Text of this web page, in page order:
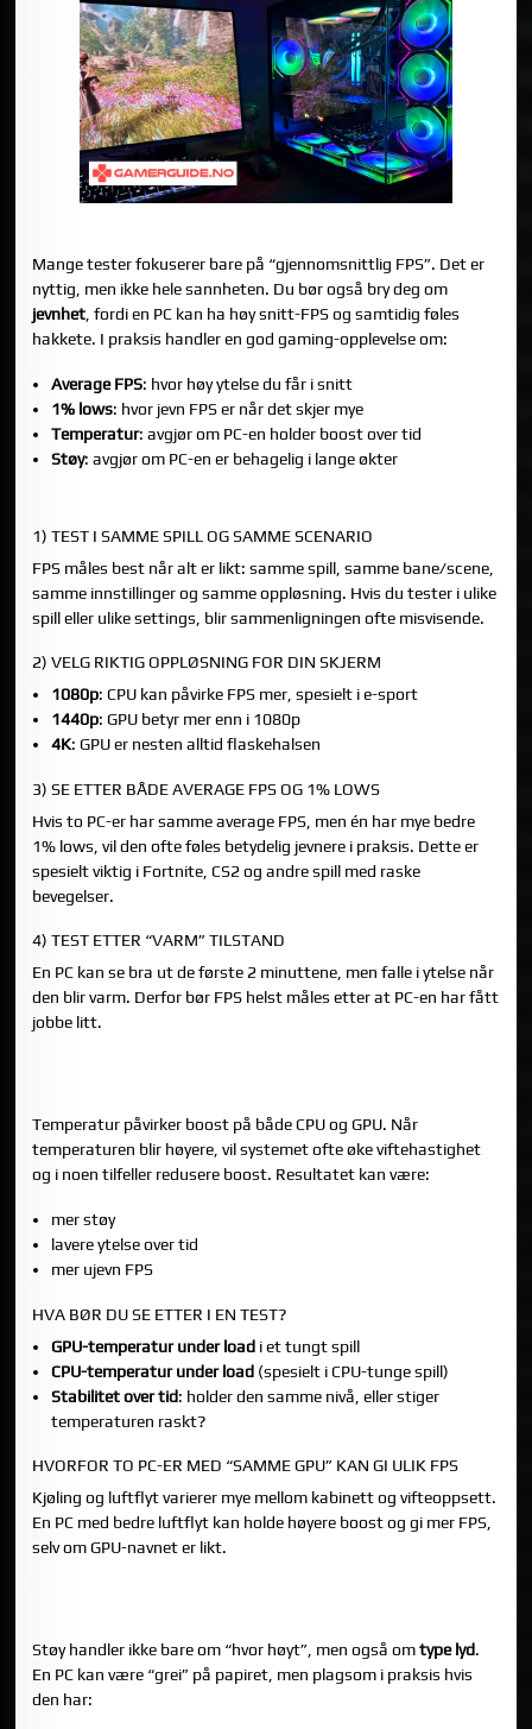
Mange tester fokuserer bare på “gjennomsnittlig FPS”. Det er
nyttig, men ikke hele sannheten. Du bør også bry deg om
jevnhet , fordi en PC kan ha høy snitt-FPS og samtidig føles
hakkete. I praksis handler en god gaming-opplevelse om:
Average FPS: hvor høy ytelse du får i snitt
1% lows: hvor jevn FPS er når det skjer mye
Temperatur: avgjør om PC-en holder boost over tid
Støy: avgjør om PC-en er behagelig i lange økter
1) TEST I SAMME SPILL OG SAMME SCENARIO
FPS måles best når alt er likt: samme spill, samme bane/scene,
samme innstillinger og samme oppløsning. Hvis du tester i ulike
spill eller ulike settings, blir sammenligningen ofte misvisende.
2) VELG RIKTIG OPPLØSNING FOR DIN SKJERM
1080p: CPU kan påvirke FPS mer, spesielt i e-sport
1440p: GPU betyr mer enn i 1080p
4K: GPU er nesten alltid flaskehalsen
3) SE ETTER BÅDE AVERAGE FPS OG 1% LOWS
Hvis to PC-er har samme average FPS, men én har mye bedre
1% lows, vil den ofte føles betydelig jevnere i praksis. Dette er
spesielt viktig i Fortnite, CS2 og andre spill med raske
bevegelser.
4) TEST ETTER “VARM” TILSTAND
En PC kan se bra ut de første 2 minuttene, men falle i ytelse når
den blir varm. Derfor bør FPS helst måles etter at PC-en har fått
jobbe litt.
Temperatur påvirker boost på både CPU og GPU. Når
temperaturen blir høyere, vil systemet ofte øke viftehastighet
og i noen tilfeller redusere boost. Resultatet kan være:
mer støy
lavere ytelse over tid
mer ujevn FPS
HVA BØR DU SE ETTER I EN TEST?
GPU-temperatur under loadi et tungt spill
CPU-temperatur under load(spesielt i CPU-tunge spill)
Stabilitet over tid: holder den samme nivå, eller stiger
temperaturen raskt?
HVORFOR TO PC-ER MED “SAMME GPU” KAN GI ULIK FPS
Kjøling og luftflyt varierer mye mellom kabinett og vifteoppsett.
En PC med bedre luftflyt kan holde høyere boost og gi mer FPS,
selv om GPU-navnet er likt.
Støy handler ikke bare om “hvor høyt”, men også omtype lyd.
En PC kan være “grei” på papiret, men plagsom i praksis hvis
den har: